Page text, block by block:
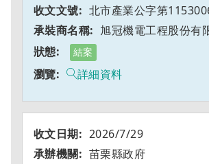
北市產業公字第
旭冠機電工程股份有
結案
詳細資料
2026/7/29
苗栗縣政府